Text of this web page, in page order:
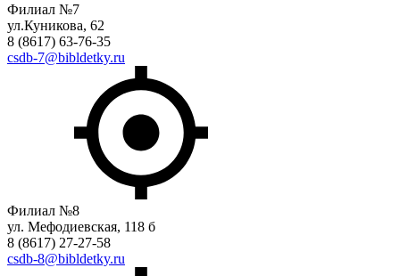
Филиал №7
ул.Куникова, 62
8 (8617) 63-76-35
csdb-7@bibldetky.ru
Филиал №8
ул. Мефодиевская, 118 б
8 (8617) 27-27-58
csdb-8@bibldetky.ru